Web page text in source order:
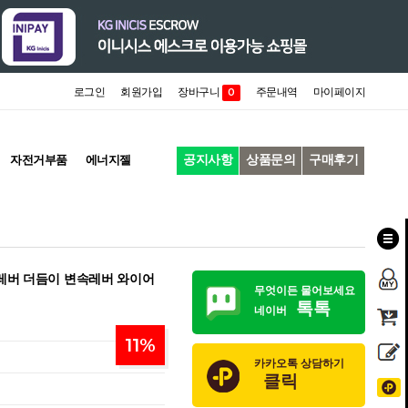
로그인 회원가입 장바구니 0 주문내역 마이페이지
자전거부품 에너지젤 공지사항 상품문의 구매후기
버 더듬이 변속레버 와이어
11%
무엇이든 물어보세요
네이버
톡톡
카카오톡 상담하기
클릭